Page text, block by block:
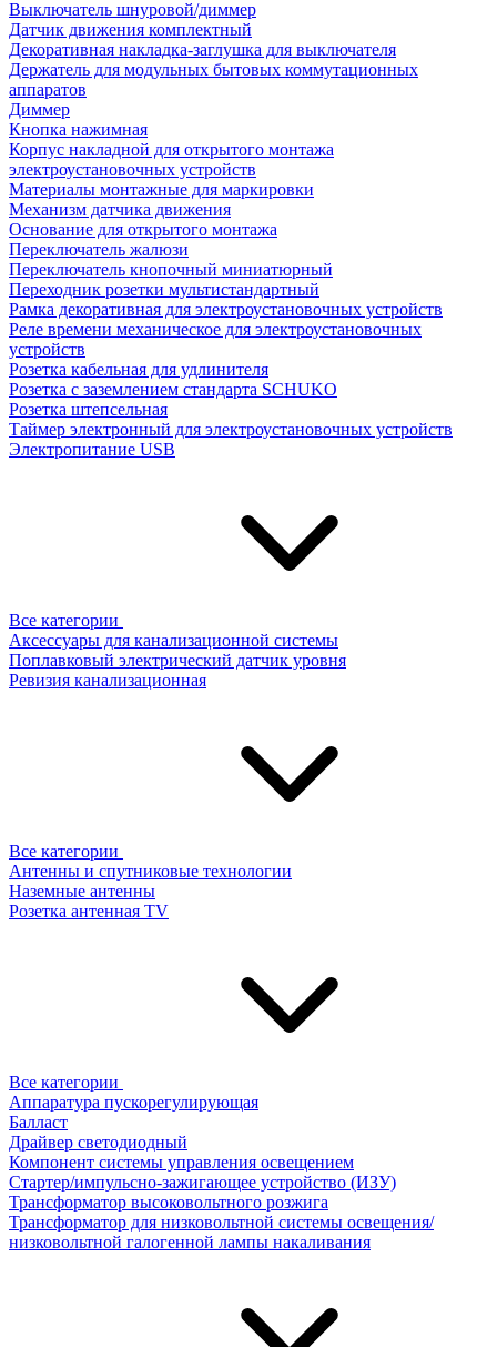
Выключатель шнуровой/диммер
Датчик движения комплектный
Декоративная накладка-заглушка для выключателя
Держатель для модульных бытовых коммутационных
аппаратов
Диммер
Кнопка нажимная
Корпус накладной для открытого монтажа
электроустановочных устройств
Материалы монтажные для маркировки
Механизм датчика движения
Основание для открытого монтажа
Переключатель жалюзи
Переключатель кнопочный миниатюрный
Переходник розетки мультистандартный
Рамка декоративная для электроустановочных устройств
Реле времени механическое для электроустановочных
устройств
Розетка кабельная для удлинителя
Розетка с заземлением стандарта SCHUKO
Розетка штепсельная
Таймер электронный для электроустановочных устройств
Электропитание USB
Все категории
Аксессуары для канализационной системы
Поплавковый электрический датчик уровня
Ревизия канализационная
Все категории
Антенны и спутниковые технологии
Наземные антенны
Розетка антенная TV
Все категории
Аппаратура пускорегулирующая
Балласт
Драйвер светодиодный
Компонент системы управления освещением
Стартер/импульсно-зажигающее устройство (ИЗУ)
Трансформатор высоковольтного розжига
Трансформатор для низковольтной системы освещения/
низковольтной галогенной лампы накаливания